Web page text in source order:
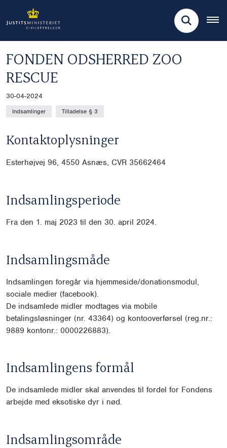
FONDEN ODSHERRED ZOO
RESCUE
30-04-2024
Indsamlinger Tilladelse § 3
Kontaktoplysninger
Esterhøjvej 96, 4550 Asnæs, CVR 35662464
Indsamlingsperiode
Fra den 1. maj 2023 til den 30. april 2024.
Indsamlingsmåde
Indsamlingen foregår via hjemmeside/donationsmodul,
sociale medier (facebook).
De indsamlede midler modtages via mobile
betalingsløsninger (nr. 43364) og kontooverførsel (reg.nr.:
9889 kontonr.: 0000226883).
Indsamlingens formål
De indsamlede midler skal anvendes til fordel for Fondens
arbejde med eksotiske dyr i nød.
Indsamlingsområde